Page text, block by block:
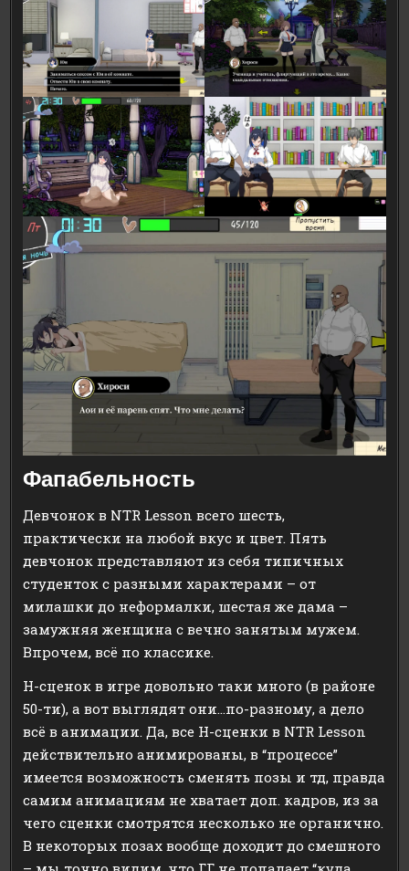
Фапабельность
Девчонок в NTR Lesson всего шесть,
практически на любой вкус и цвет. Пять
девчонок представляют из себя типичных
студенток с разными характерами – от
милашки до неформалки, шестая же дама –
замужняя женщина с вечно занятым мужем.
Впрочем, всё по классике.
H-сценок в игре довольно таки много (в районе
50-ти), а вот выглядят они…по-разному, а дело
всё в анимации. Да, все H-сценки в NTR Lesson
действительно анимированы, в “процессе”
имеется возможность сменять позы и тд, правда
самим анимациям не хватает доп. кадров, из за
чего сценки смотрятся несколько не органично.
В некоторых позах вообще доходит до смешного